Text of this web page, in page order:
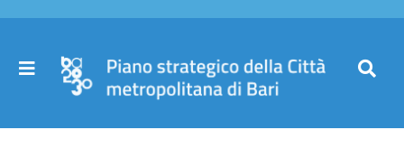
Salta
contenuto
Toggle